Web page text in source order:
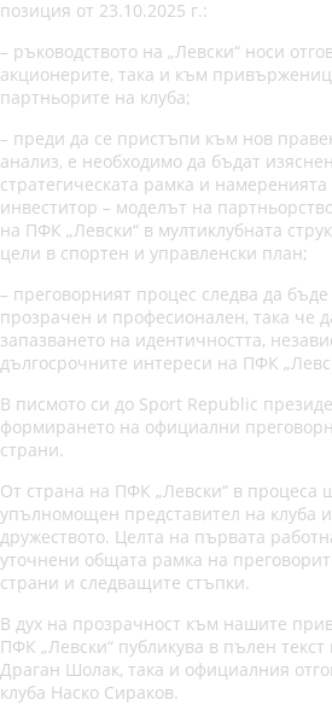
позиция от 23.10.2025 г.:
– ръководството на „Левски“ носи
акционерите, така и към
партньорите на клуба;
– преди да се пристъпи към нов
анализ, е необходимо да бъдат
стратегическата рамка и
инвеститор – моделът на
на ПФК „Левски“ в мултиклубната
цели в спортен и управленски план;
– преговорният процес следва да бъде
прозрачен и професионален, така че
запазването на идентичността,
дългосрочните интереси на ПФК
В писмото си до Sport Republic
формирането на официални
страни.
От страна на ПФК „Левски“ в процеса
упълномощен представител на клуба
дружеството. Целта на първата
уточнени общата рамка на
страни и следващите стъпки.
В дух на прозрачност към нашите
ПФК „Левски“ публикува в пълен текст
Драган Шолак, така и официалния
клуба Наско Сираков.